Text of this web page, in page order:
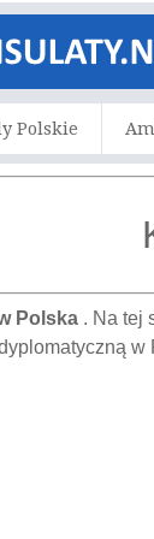
Polskie
Polska . Na tej